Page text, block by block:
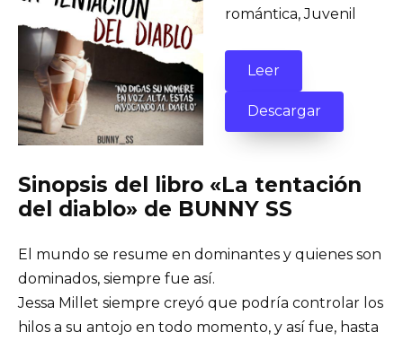
romántica, Juvenil
Leer
Descargar
Sinopsis del libro «La tentación
del diablo» de BUNNY SS
El mundo se resume en dominantes y quienes son
dominados, siempre fue así.
Jessa Millet siempre creyó que podría controlar los
hilos a su antojo en todo momento, y así fue, hasta